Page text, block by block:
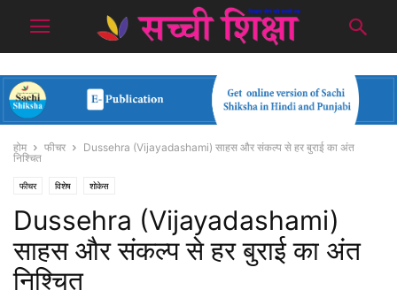
होम फीचर
Dussehra (Vijayadashami) साहस और संकल्प से हर बुराई का अंत
निश्चित
फीचर विशेष शोकेस
Dussehra (Vijayadashami)
साहस और संकल्प से हर बुराई का अंत
निश्चित